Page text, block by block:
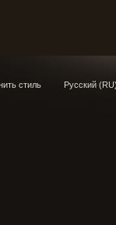
стиль Русский